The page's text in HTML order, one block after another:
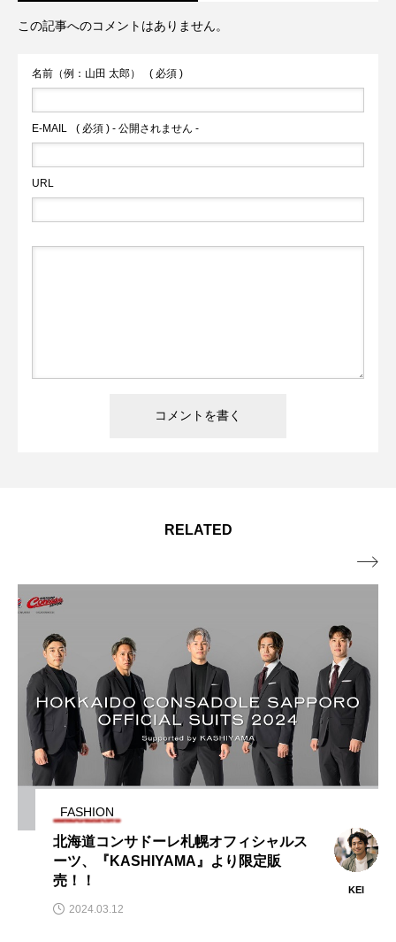
そんな思いを込めて、記事を書いています。 プレーす
る人も、観る人も、ただ好きな人も。サッカーへの愛
し方は人それぞれです。でも、みんなが共通して持っ
ている「好き」という気持ちを大切にしたサイトにし
ていきたいんです。 Ballonéを通じて、サッカーの新し
この記事へのコメントはありません。
名前（例：山田 太郎） ( 必須 )
E-MAIL ( 必須 ) - 公開されません -
URL
RELATED
FASHION
北海道コンサドーレ札幌オフィシャルス
ーツ、『KASHIYAMA』より限定販
売！！
KEI
2024.03.12
